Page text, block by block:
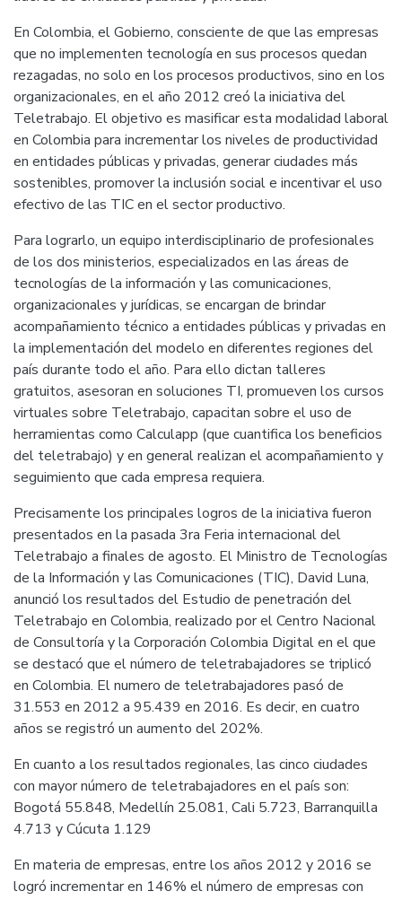
En Colombia, el Gobierno, consciente de que las empresas
que no implementen tecnología en sus procesos quedan
rezagadas, no solo en los procesos productivos, sino en los
organizacionales, en el año 2012 creó la iniciativa del
Teletrabajo. El objetivo es masificar esta modalidad laboral
en Colombia para incrementar los niveles de productividad
en entidades públicas y privadas, generar ciudades más
sostenibles, promover la inclusión social e incentivar el uso
efectivo de las TIC en el sector productivo.
Para lograrlo, un equipo interdisciplinario de profesionales
de los dos ministerios, especializados en las áreas de
tecnologías de la información y las comunicaciones,
organizacionales y jurídicas, se encargan de brindar
acompañamiento técnico a entidades públicas y privadas en
la implementación del modelo en diferentes regiones del
país durante todo el año. Para ello dictan talleres
gratuitos, asesoran en soluciones TI, promueven los cursos
virtuales sobre Teletrabajo, capacitan sobre el uso de
herramientas como Calculapp (que cuantifica los beneficios
del teletrabajo) y en general realizan el acompañamiento y
seguimiento que cada empresa requiera.
Precisamente los principales logros de la iniciativa fueron
presentados en la pasada 3ra Feria internacional del
Teletrabajo a finales de agosto. El Ministro de Tecnologías
de la Información y las Comunicaciones (TIC), David Luna,
anunció los resultados del Estudio de penetración del
Teletrabajo en Colombia, realizado por el Centro Nacional
de Consultoría y la Corporación Colombia Digital en el que
se destacó que el número de teletrabajadores se triplicó
en Colombia. El numero de teletrabajadores pasó de
31.553 en 2012 a 95.439 en 2016. Es decir, en cuatro
años se registró un aumento del 202%.
En cuanto a los resultados regionales, las cinco ciudades
con mayor número de teletrabajadores en el país son:
Bogotá 55.848, Medellín 25.081, Cali 5.723, Barranquilla
4.713 y Cúcuta 1.129
En materia de empresas, entre los años 2012 y 2016 se
logró incrementar en 146% el número de empresas con